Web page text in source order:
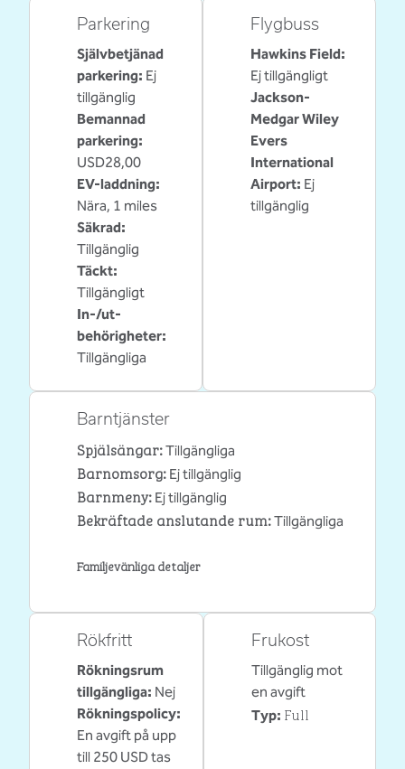
Parkering
Självbetjänad
parkering: Ej
tillgänglig
Bemannad
parkering:
USD28,00
EV-laddning:
Nära, 1 miles
Säkrad:
Tillgänglig
Täckt:
Tillgängligt
In-/ut-
behörigheter:
Tillgängliga
Flygbuss
Hawkins Field:
Ej tillgängligt
Jackson-
Medgar Wiley
Evers
International
Airport: Ej
tillgänglig
Barntjänster
Spjälsängar:Tillgängliga
Barnomsorg: Ej tillgänglig
Barnmeny: Ej tillgänglig
Bekräftade anslutande rum:Tillgängliga
Familjevänliga detaljer
Rökfritt
Rökningsrum
tillgängliga: Nej
Rökningspolicy:
En avgift på upp
till 250 USD tas
Frukost
Tillgänglig mot
en avgift
Typ: Full